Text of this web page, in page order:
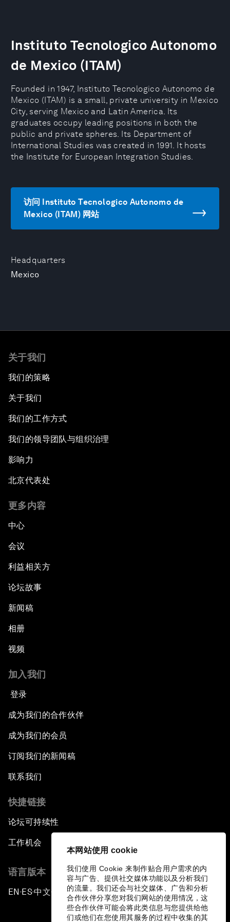
本网站使用 cookie
我们使用 Cookie 来制作贴合用户需求的内
容与广告、提供社交媒体功能以及分析我们
的流量。我们还会与社交媒体、广告和分析
合作伙伴分享您对我们网站的使用情况，这
些合作伙伴可能会将此类信息与您提供给他
们或他们在您使用其服务的过程中收集的其
Headquarters
Mexico
Instituto Tecnologico Autonomo
de Mexico (ITAM)
Founded in 1947, Instituto Tecnologico Autonomo de
Mexico (ITAM) is a small, private university in Mexico
City, serving Mexico and Latin America. Its
graduates occupy leading positions in both the
public and private spheres. Its Department of
International Studies was created in 1991. It hosts
the Institute for European Integration Studies.
访问 Instituto Tecnologico Autonomo de
Mexico (ITAM) 网站
关于我们
我们的策略
关于我们
我们的工作方式
我们的领导团队与组织治理
影响力
北京代表处
更多内容
中心
会议
利益相关方
论坛故事
新闻稿
相册
视频
加入我们
登录
成为我们的合作伙伴
成为我们的会员
订阅我们的新闻稿
联系我们
快捷链接
论坛可持续性
工作机会
语言版本
EN ▪ES▪中文▪ 日本語